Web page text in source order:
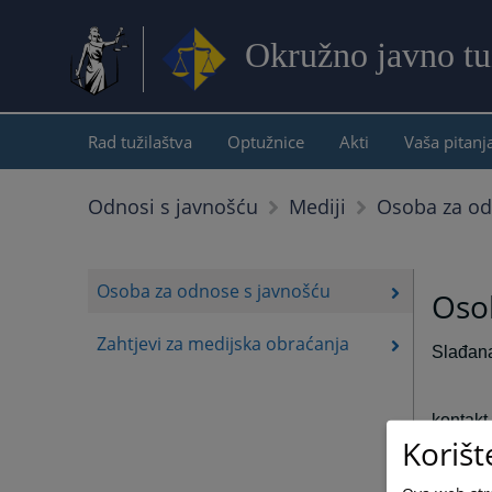
Okružno javno
Rad tužilaštva Optužnice Akti Vaša
Odnosi s javnošću Mediji Osoba za
Osoba za odnose s javnošću
Zahtjevi za medijska obraćanja
kontakt
e-mail: